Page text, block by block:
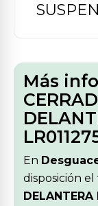
Más
En
disposición
DELANTERA